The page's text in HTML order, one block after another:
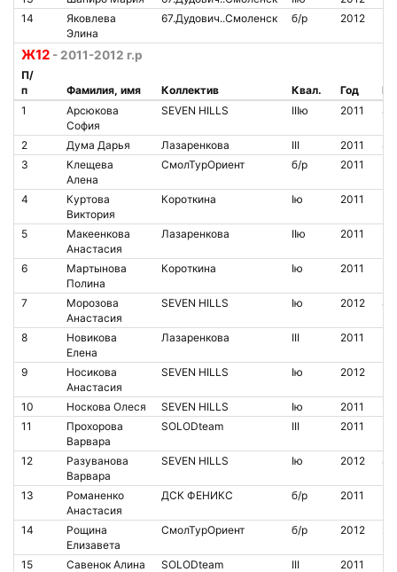
14
Яковлева
Элина
67.Дудович..Смоленск б/р 2012
Ж12 - 2011-2012 г.р
П/
п
Фамилия, имя Коллектив Квал. Год
№
1
Арсюкова
София
SEVEN HILLS IIIю 2011
2 Дума Дарья Лазаренкова III 2011
3
Клещева
Алена
СмолТурОриент б/р 2011
4
Куртова
Виктория
Короткина Iю 2011
5
Макеенкова
Анастасия
Лазаренкова IIю 2011
6
Мартынова
Полина
Короткина Iю 2011
7
Морозова
Анастасия
SEVEN HILLS Iю 2012
8
Новикова
Елена
Лазаренкова III 2011
9
Носикова
Анастасия
SEVEN HILLS Iю 2012
10 Носкова Олеся SEVEN HILLS Iю
2011
11
Прохорова
Варвара
SOLODteam III 2011
12
Разуванова
Варвара
SEVEN HILLS Iю 2012
13
Романенко
Анастасия
ДСК ФЕНИКС б/р 2011
14
Рощина
Елизавета
СмолТурОриент б/р 2012
15 Савенок Алина SOLODteam III
2011